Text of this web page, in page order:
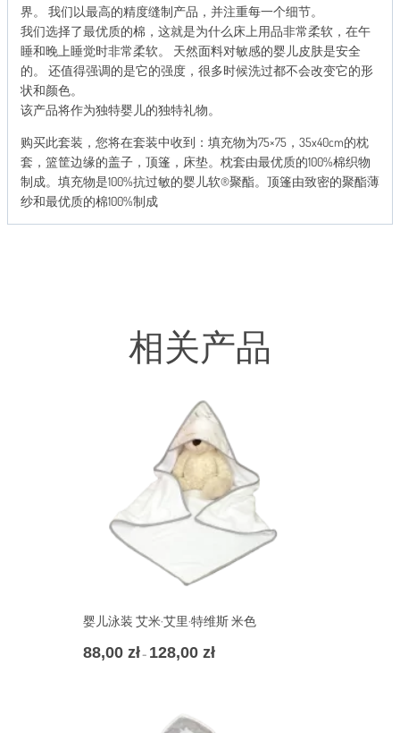
茜
茜
SKY_BUNNY
玫
花
松
石
数
量
界。 我们以最高的精度缝制产品，并注重每一个细节。
我们选择了最优质的棉，这就是为什么床上用品非常柔软，在午
睡和晚上睡觉时非常柔软。 天然面料对敏感的婴儿皮肤是安全
的。 还值得强调的是它的强度，很多时候洗过都不会改变它的形
状和颜色。
该产品将作为独特婴儿的独特礼物。
购买此套装，您将在套装中收到：填充物为75×75，35x40cm的枕
套，篮筐边缘的盖子，顶篷，床垫。枕套由最优质的100%棉织物
制成。填充物是100%抗过敏的婴儿软®聚酯。顶篷由致密的聚酯薄
纱和最优质的棉100%制成
相关产品
婴儿泳装 艾米·艾里·特维斯 米色
88,00 zł– 128,00 zł价